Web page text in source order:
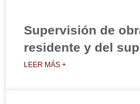
Supervisión de
residente y del
LEER MÁS +